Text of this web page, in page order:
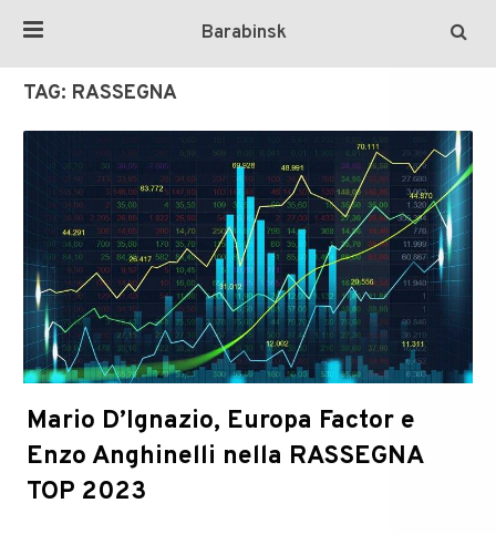
Barabinsk
TAG: RASSEGNA
Mario D’Ignazio, Europa Factor e
Enzo Anghinelli nella RASSEGNA
TOP 2023